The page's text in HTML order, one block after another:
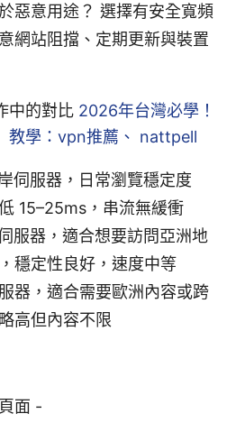
惡意用途？ 選擇有安全寬頻
網站阻擋、定期更新與裝置
中的對比 2026年台灣必學！
教學：vpn推薦、 nattpell
伺服器，日常瀏覽穩定度
15–25ms，串流無緩衝
服器，適合想要訪問亞洲地
穩定性良好，速度中等
器，適合需要歐洲內容或跨
高但內容不限
面 -